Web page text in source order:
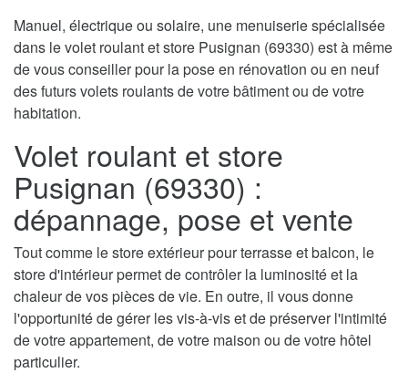
Manuel, électrique ou solaire, une menuiserie spécialisée
dans le volet roulant et store Pusignan (69330) est à même
de vous conseiller pour la pose en rénovation ou en neuf
des futurs volets roulants de votre bâtiment ou de votre
habitation.
Volet roulant et store
Pusignan (69330) :
dépannage, pose et vente
Tout comme le store extérieur pour terrasse et balcon, le
store d'intérieur permet de contrôler la luminosité et la
chaleur de vos pièces de vie. En outre, il vous donne
l'opportunité de gérer les vis-à-vis et de préserver l'intimité
de votre appartement, de votre maison ou de votre hôtel
particulier.